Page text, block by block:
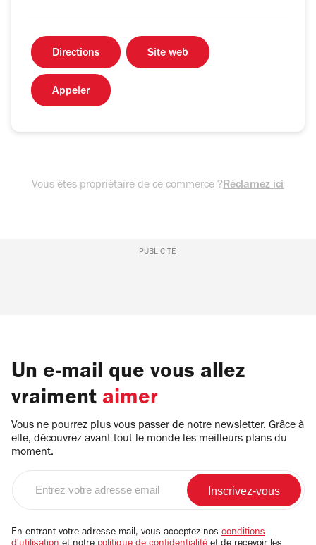
Directions Site web
Appeler
Vous êtes propriétaire de ce commerce ?Réclamez ici
PUBLICITÉ
Un e-mail que vous allez
vraiment aimer
Vous ne pourrez plus vous passer de notre newsletter. Grâce à
elle, découvrez avant tout le monde les meilleurs plans du
moment.
email
En entrant votre adresse mail, vous acceptez nos conditions